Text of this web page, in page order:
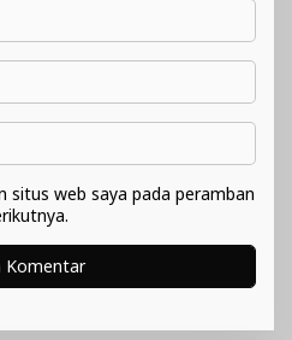
situs web saya pada peramban